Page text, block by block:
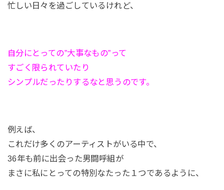
忙しい日々を過ごしているけれど、
自分にとっての”大事なもの”って
すごく限られていたり
シンプルだったりするなと思うのです。
例えば、
これだけ多くのアーティストがいる中で、
36年も前に出会った男闘呼組が
まさに私にとっての特別なたった１つであるように、